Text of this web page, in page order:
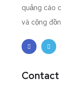
quảng cáo
và cộng
Contact